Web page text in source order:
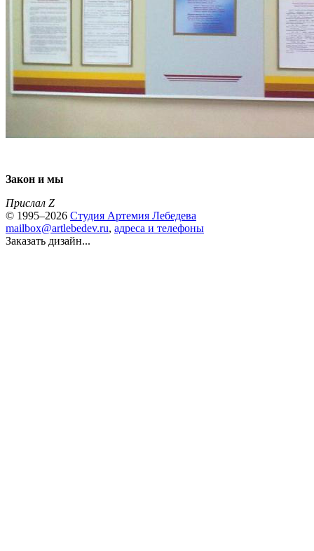
Закон и мы
Прислал Z
© 1995–2026 Студия Артемия Лебедева
mailbox@artlebedev.ru, адреса и телефоны
Заказать дизайн...